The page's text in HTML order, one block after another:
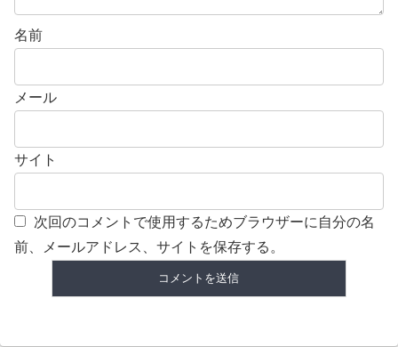
名前
メール
サイト
次回のコメントで使用するためブラウザーに自分の名
前、メールアドレス、サイトを保存する。